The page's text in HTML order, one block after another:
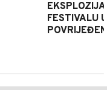
FESTIVALU